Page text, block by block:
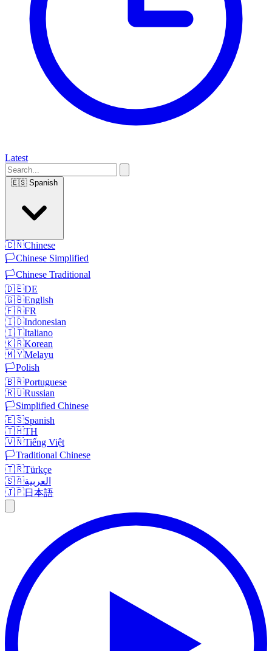
Latest
🇪🇸 Spanish
🇨🇳Chinese
🏳️Chinese Simplified
🏳️Chinese Traditional
🇩🇪DE
🇬🇧English
🇫🇷FR
🇮🇩Indonesian
🇮🇹Italiano
🇰🇷Korean
🇲🇾Melayu
🏳️Polish
🇧🇷Portuguese
🇷🇺Russian
🏳️Simplified Chinese
🇪🇸Spanish
🇹🇭TH
🇻🇳Tiếng Việt
🏳️Traditional Chinese
🇹🇷Türkçe
🇸🇦العربية
🇯🇵日本語